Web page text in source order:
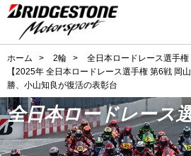
ホーム > 2輪 > 全日本ロードレース選手権
【2025年 全日本ロードレース選手権 第6戦 岡
勝、小山知良が復活の表彰台
全日本ロードレース